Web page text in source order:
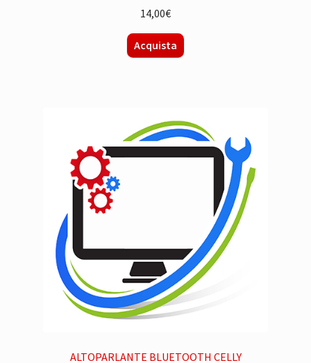
14,00€
Acquista
ALTOPARLANTE BLUETOOTH CELLY